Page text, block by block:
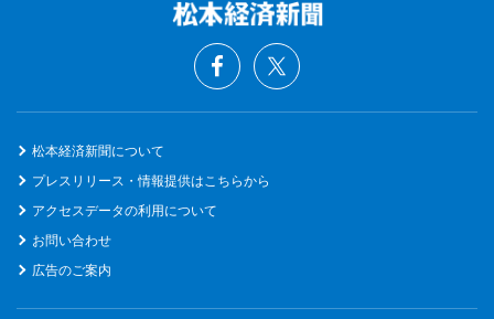
松本経済新聞について
プレスリリース・情報提供はこちらから
アクセスデータの利用について
お問い合わせ
広告のご案内